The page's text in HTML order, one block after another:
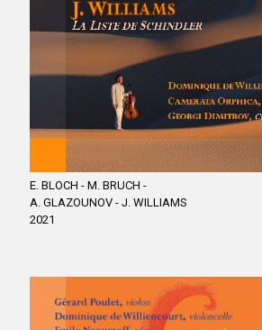
E. BLOCH - M. BRUCH -
A. GLAZOUNOV - J. WILLIAMS
2021